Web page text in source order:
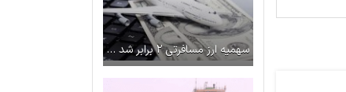
سهمیه ارز مسافرتی ۲ برابر شد (اسفند ۱۴۰۲)